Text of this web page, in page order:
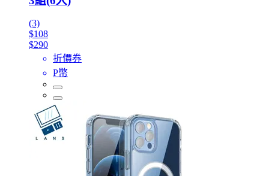
(3)
$108
$290
折價券
P幣